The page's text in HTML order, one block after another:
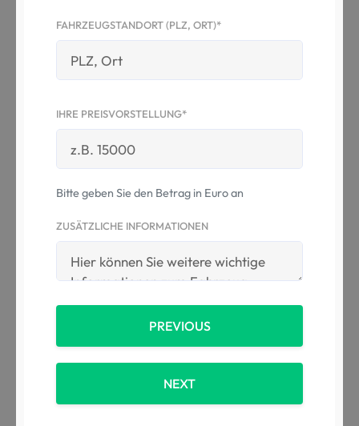
FAHRZEUGSTANDORT (PLZ, ORT)*
IHRE PREISVORSTELLUNG*
Bitte geben Sie den Betrag in Euro an
ZUSÄTZLICHE INFORMATIONEN
PREVIOUS
NEXT